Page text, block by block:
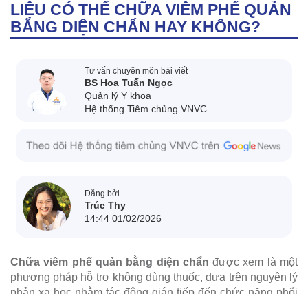
LIỆU CÓ THỂ CHỮA VIÊM PHẾ QUẢN
BẰNG DIỆN CHẨN HAY KHÔNG?
Tư vấn chuyên môn bài viết
BS Hoa Tuấn Ngọc
Quản lý Y khoa
Hệ thống Tiêm chủng VNVC
Đăng bởi
Trúc Thy
14:44 01/02/2026
Chữa viêm phế quản bằng diện chẩn được xem là một
phương pháp hỗ trợ không dùng thuốc, dựa trên nguyên lý